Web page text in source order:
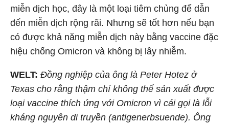
miễn dịch học, đây là một loại tiêm chủng để dẫn
đến miễn dịch rộng rãi. Nhưng sẽ tốt hơn nếu bạn
có được khả năng miễn dịch này bằng vaccine đặc
hiệu chống Omicron và không bị lây nhiễm.
WELT: Đồng nghiệp của ông là Peter Hotez ở
Texas cho rằng thậm chí không thể sản xuất được
loại vaccine thích ứng với Omicron vì cái gọi là lỗi
kháng nguyên di truyền (antigenerbsuende). Ông